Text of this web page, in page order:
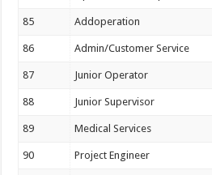
85 Addoperation
86 Admin/Customer Service
87 Junior Operator
88 Junior Supervisor
89 Medical Services
90 Project Engineer